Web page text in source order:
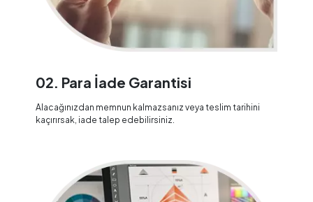
02. Para İade Garantisi
Alacağınızdan memnun kalmazsanız veya teslim tarihini
kaçırırsak, iade talep edebilirsiniz.